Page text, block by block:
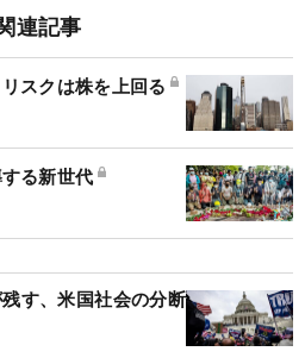
連記事
スクは株を上回る
る新世代
す、米国社会の分断